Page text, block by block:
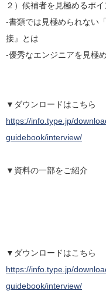
２）候補者を見極めるポイ
-書類では見極められない
接』とは
-優秀なエンジニアを見極
▼ダウンロードはこちら
https://info.type.jp/
guidebook/interview/
▼資料の一部をご紹介
▼ダウンロードはこちら
https://info.type.jp/
guidebook/interview/